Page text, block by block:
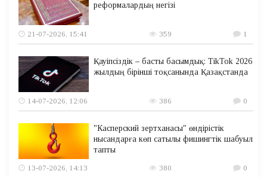
реформалардың негізі
21-07-2026, 15:41 359 1
Қауіпсіздік – басты басымдық: TikTok 2026
жылдың бірінші тоқсанында Қазақстанда
14-07-2026, 12:06 386 0
"Касперский зертханасы" өндірістік
нысандарға көп сатылы фишингтік шабуыл
тапты
13-07-2026, 14:13
380 0